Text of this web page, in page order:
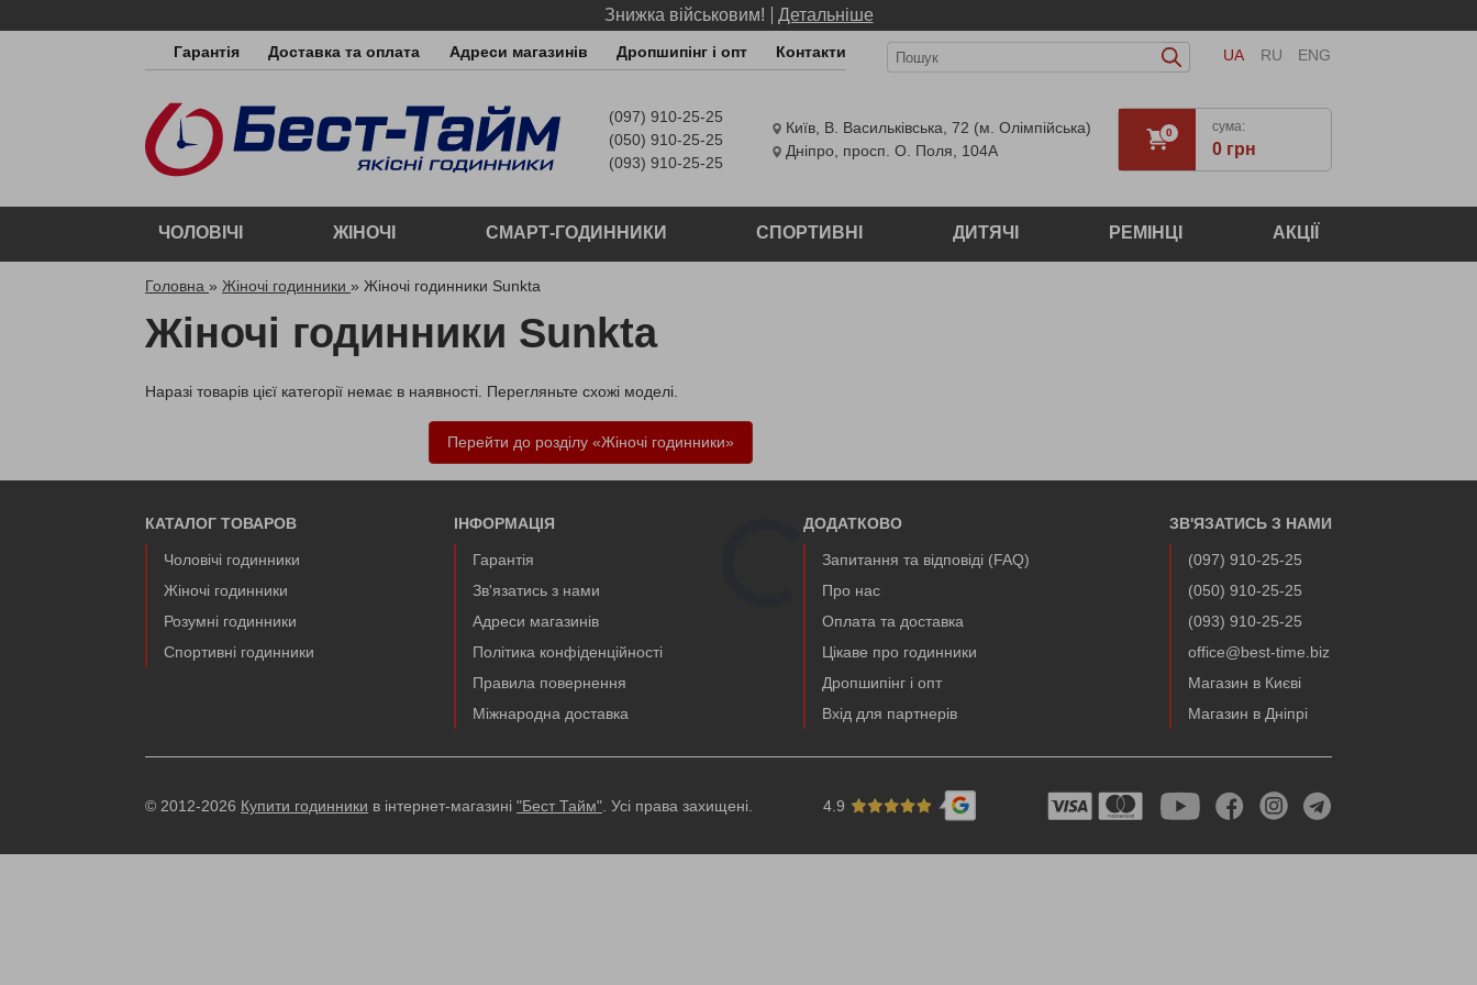
Знижка військовим! Детальніше
Гарантія Доставка та оплата Адреси магазинів Дропшипінг і опт Контакти UA RU ENG
(097) 910-25-25
(050) 910-25-25
(093) 910-25-25
Київ В. Васильківська, 72 (м. Олімпійська)
Дніпро
просп. О. Поля, 104А
0 сума:
0 грн
ЧОЛОВІЧІ ЖІНОЧІ СМАРТ-ГОДИННИКИ СПОРТИВНІ ДИТЯЧІ РЕМІНЦІ АКЦІЇ
Головна » Жіночі годинники » Жіночі годинники Sunkta
Жіночі годинники Sunkta
Наразі товарів цієї категорії немає в наявності. Перегляньте схожі моделі.
Перейти до розділу «Жіночі годинники»
КАТАЛОГ ТОВАРОВ
Чоловічі годинники
Жіночі годинники
Розумні годинники
Спортивні годинники
ІНФОРМАЦІЯ
Гарантія
Зв'язатись з нами
Адреси магазинів
Політика конфіденційності
Правила повернення
Міжнародна доставка
ДОДАТКОВО
Запитання та відповіді (FAQ)
Про нас
Оплата та доставка
Цікаве про годинники
Дропшипінг і опт
Вхід для партнерів
ЗВ'ЯЗАТИСЬ З НАМИ
(097) 910-25-25
(050) 910-25-25
(093) 910-25-25
office@best-time.biz
Магазин в Києві
Магазин в Дніпрі
© 2012-2026 Купити годинники в інтернет-магазині "Бест Тайм" . Усі права захищені. 4.9